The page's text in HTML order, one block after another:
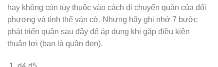
hay không còn tùy thuộc vào cách di chuyển quân của đối
phương và tình thế ván cờ. Nhưng hãy ghi nhớ 7 bước
phát triển quân sau đây để áp dụng khi gặp điều kiện
thuận lợi (bạn là quân đen).